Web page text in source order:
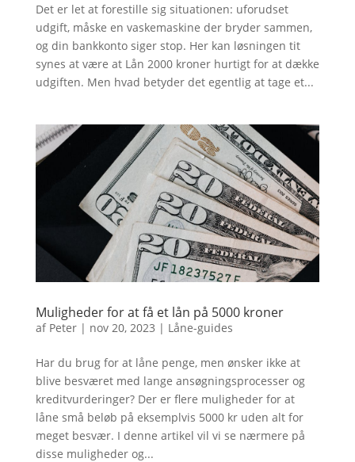
Det er let at forestille sig situationen: uforudset
udgift, måske en vaskemaskine der bryder sammen,
og din bankkonto siger stop. Her kan løsningen tit
synes at være at Lån 2000 kroner hurtigt for at dække
udgiften. Men hvad betyder det egentlig at tage et...
Muligheder for at få et lån på 5000 kroner
af Peter| nov 20, 2023 | Låne-guides
Har du brug for at låne penge, men ønsker ikke at
blive besværet med lange ansøgningsprocesser og
kreditvurderinger? Der er flere muligheder for at
låne små beløb på eksemplvis 5000 kr uden alt for
meget besvær. I denne artikel vil vi se nærmere på
disse muligheder og...